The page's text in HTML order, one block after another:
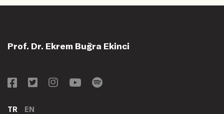
Prof. Dr. Ekrem Buğra Ekinci
TR EN